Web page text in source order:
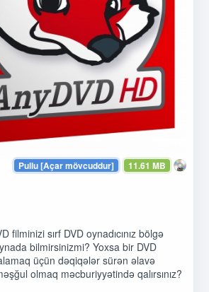
11.61 MB
Pullu [Açar mövcuddur]
filminizi sırf DVD oynadıcınız bölgə
bilmirsinizmi? Yoxsa bir DVD
üçün dəqiqələr sürən əlavə
olmaq məcburiyyətində qalırsınız?